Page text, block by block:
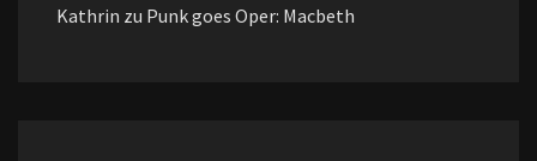
Kathrin zu Punk goes Oper: Macbeth